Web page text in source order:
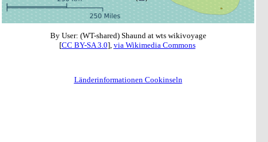
By User: (WT-shared) Shaund at wts wikivoyage
[CC BY-SA 3.0], via Wikimedia Commons
Länderinformationen Cookinseln